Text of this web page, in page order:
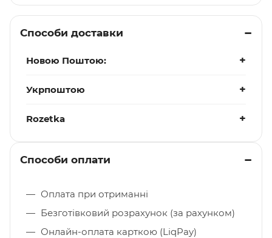
Способи доставки
Новою Поштою:
Укрпоштою
Rozetka
Способи оплати
Оплата при отриманні
Безготівковий розрахунок (за рахунком)
Онлайн-оплата карткою (LiqPay)